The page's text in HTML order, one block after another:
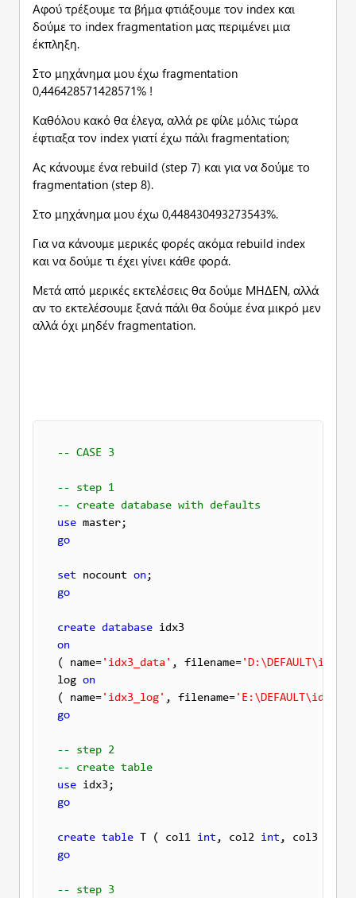
Αφού τρέξουμε τα βήμα φτιάξουμε τον index και
δούμε το index fragmentation μας περιμένει μια
έκπληξη.
Στο μηχάνημα μου έχω fragmentation
0,446428571428571% !
Καθόλου κακό θα έλεγα, αλλά ρε φίλε μόλις τώρα
έφτιαξα τον index γιατί έχω πάλι fragmentation;
Ας κάνουμε ένα rebuild (step 7) και για να δούμε το
fragmentation (step 8).
Στο μηχάνημα μου έχω 0,448430493273543%.
Για να κάνουμε μερικές φορές ακόμα rebuild index
και να δούμε τι έχει γίνει κάθε φορά.
Μετά από μερικές εκτελέσεις θα δούμε ΜΗΔΕΝ, αλλά
αν το εκτελέσουμε ξανά πάλι θα δούμε ένα μικρό μεν
αλλά όχι μηδέν fragmentation.
-- CASE 3
-- step 1
-- create database with defaults
use
go
set nocount on
go
create database
on
( name= 'idx3_data' , filename=
log on
( name= 'idx3_log' , filename=
go
-- step 2
-- create table
use
go
create table T ( col1 int , col2 int , col3
go
-- step 3